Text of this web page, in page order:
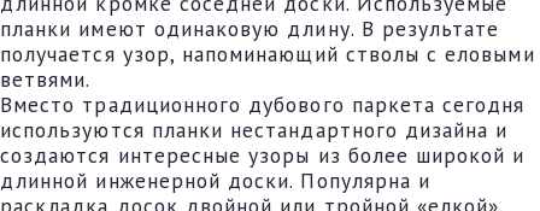
планки имеют одинаковую длину. В результате
получается узор, напоминающий стволы с еловыми
ветвями.
Вместо традиционного дубового паркета сегодня
используются планки нестандартного дизайна и
создаются интересные узоры из более широкой и
длинной инженерной доски. Популярна и